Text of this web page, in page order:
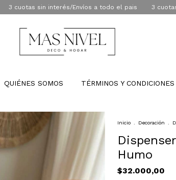
sin interés/Envíos a todo el pais 3 cuotas sin
QUIÉNES SOMOS TÉRMINOS Y CONDICIONES
Inicio Decoración
Humo
$32.000,00